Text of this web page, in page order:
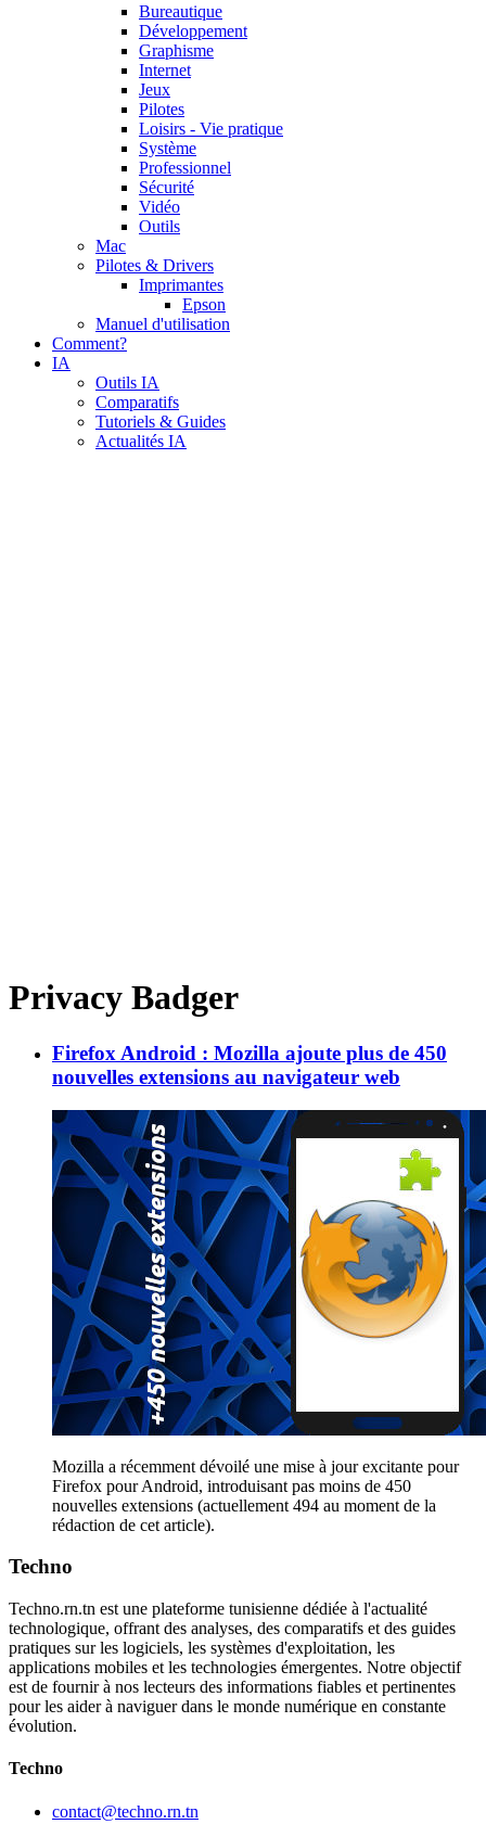
Bureautique
Développement
Graphisme
Internet
Jeux
Pilotes
Loisirs - Vie pratique
Système
Professionnel
Sécurité
Vidéo
Outils
Mac
Pilotes & Drivers
Imprimantes
Epson
Manuel d'utilisation
Comment?
IA
Outils IA
Comparatifs
Tutoriels & Guides
Actualités IA
Privacy Badger
Firefox Android : Mozilla ajoute plus de 450
nouvelles extensions au navigateur web
Mozilla a récemment dévoilé une mise à jour excitante pour
Firefox pour Android, introduisant pas moins de 450
nouvelles extensions (actuellement 494 au moment de la
rédaction de cet article).
Techno
Techno.rn.tn est une plateforme tunisienne dédiée à l'actualité
technologique, offrant des analyses, des comparatifs et des guides
pratiques sur les logiciels, les systèmes d'exploitation, les
applications mobiles et les technologies émergentes. Notre objectif
est de fournir à nos lecteurs des informations fiables et pertinentes
pour les aider à naviguer dans le monde numérique en constante
évolution.
Techno
contact@techno.rn.tn